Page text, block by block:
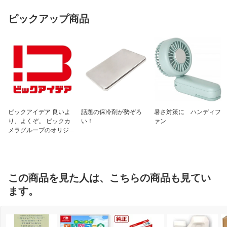
ピックアップ商品
ビックアイデア 良いよ
り、よくぞ。 ビックカ
メラグループのオリジナ
話題の保冷剤が勢ぞろ
い！
暑さ対策に ハンディフ
ァン
この商品を見た人は、こちらの商品も見てい
ます。